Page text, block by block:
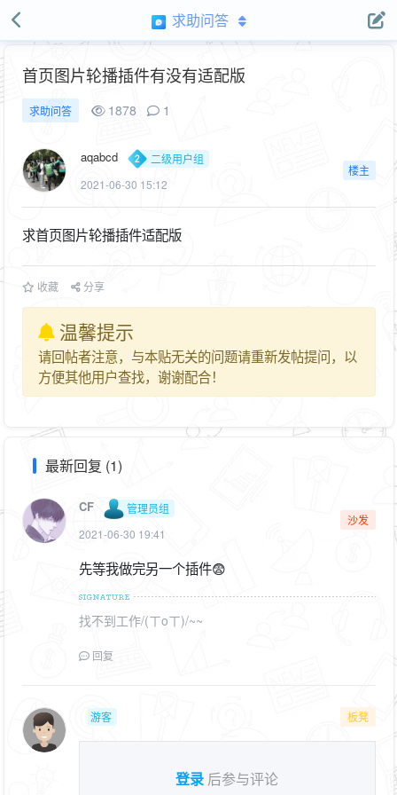
求助问答
首页图片轮播插件有没有适配版
求助问答 1878 1
aqabcd
二级用户组
2021-06-30 15:12
楼主
求首页图片轮播插件适配版
收藏 分享
温馨提示
请回帖者注意，与本贴无关的问题请重新发帖提问，以
方便其他用户查找，谢谢配合！
最新回复 (1)
CF
管理员组
2021-06-30 19:41
沙发
先等我做完另一个插件😨
找不到工作/(ㄒoㄒ)/~~
回复
游客 板凳
登录 后参与评论